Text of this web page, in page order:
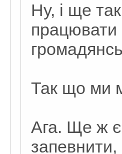
Ну, і ще
працювати
Так що ми
Ага. Ще ж є
запевнити,